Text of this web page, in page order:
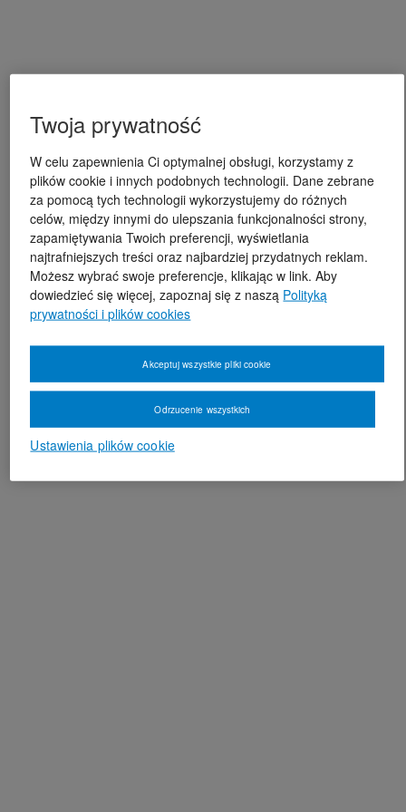
Twoja prywatność
W celu zapewnienia Ci optymalnej obsługi, korzystamy z
plików cookie i innych podobnych technologii. Dane zebrane
za pomocą tych technologii wykorzystujemy do różnych
celów, między innymi do ulepszania funkcjonalności strony,
zapamiętywania Twoich preferencji, wyświetlania
najtrafniejszych treści oraz najbardziej przydatnych reklam.
Możesz wybrać swoje preferencje, klikając w link. Aby
dowiedzieć się więcej, zapoznaj się z naszą Polityką
prywatności i plików cookies
Ustawienia plików cookie
Odrzucenie wszystkich
Akceptuj wszystkie pliki cookie